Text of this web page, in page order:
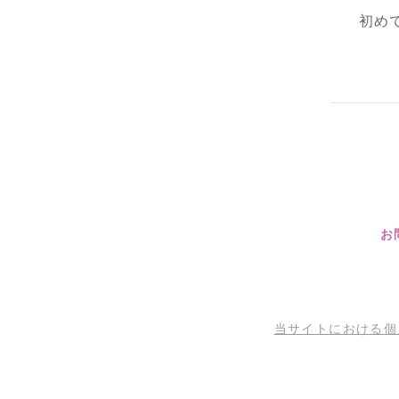
初め
お
当サイトにおける